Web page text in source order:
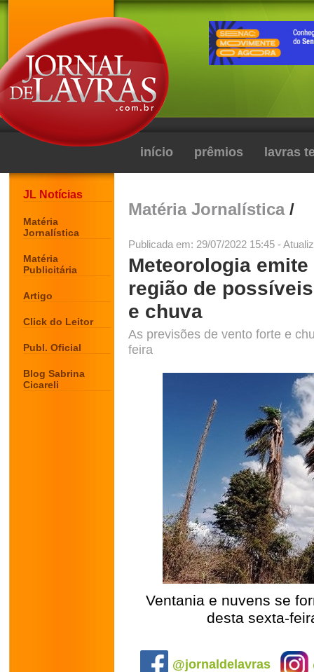
início prêmios lavras
JL Notícias
Matéria
Jornalística
Matéria
Publicitária
Artigo
Click do Leitor
Publ. Oficial
Blog Sabrina
Cicareli
Matéria Jornalística/
Publicada em: 29/07/2022 15:45 -
Meteorologia
região de
e chuva
As previsões de vento forte e
feira
Ventania e nuvens se
desta sexta-
@jornaldelavras